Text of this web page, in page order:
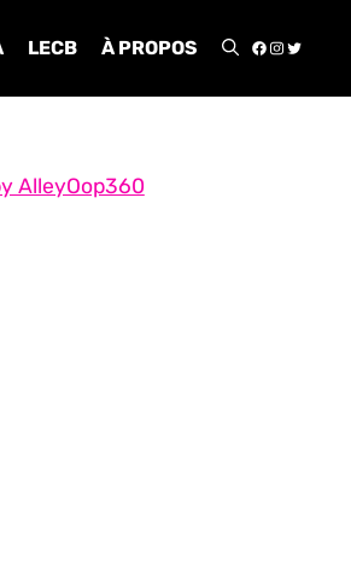
LECB À PROPOS
AlleyOop360